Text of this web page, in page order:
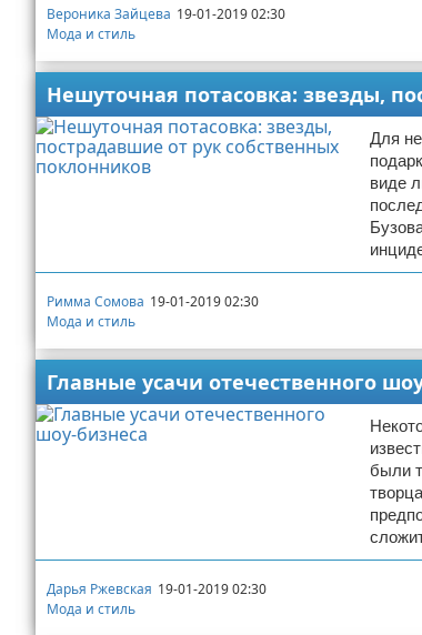
Вероника Зайцева 19-01-2019 02:30
Мода и стиль
Нешуточная потасовка: звезды,
Для
виде
Римма Сомова 19-01-2019 02:30
Мода и стиль
Главные усачи отечественного
были
Дарья Ржевская 19-01-2019 02:30
Мода и стиль